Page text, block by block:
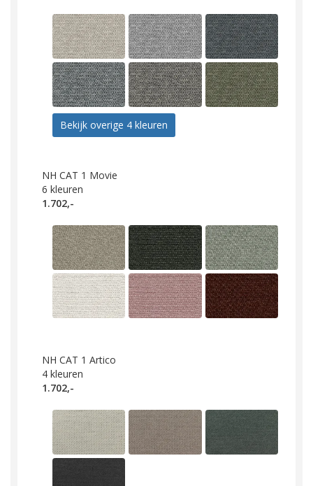
Bekijk overige 4 kleuren
NH CAT 1 Movie
6 kleuren
1.702,-
NH CAT 1 Artico
4 kleuren
1.702,-